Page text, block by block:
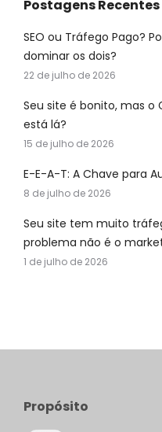
Postagens Recentes
SEO ou Tráfego Pago?
dominar os dois?
22 de julho de 2026
Seu site é bonito, mas o
está lá?
15 de julho de 2026
E-E-A-T: A Chave para
8 de julho de 2026
Seu site tem muito
problema não é o
1 de julho de 2026
Propósito